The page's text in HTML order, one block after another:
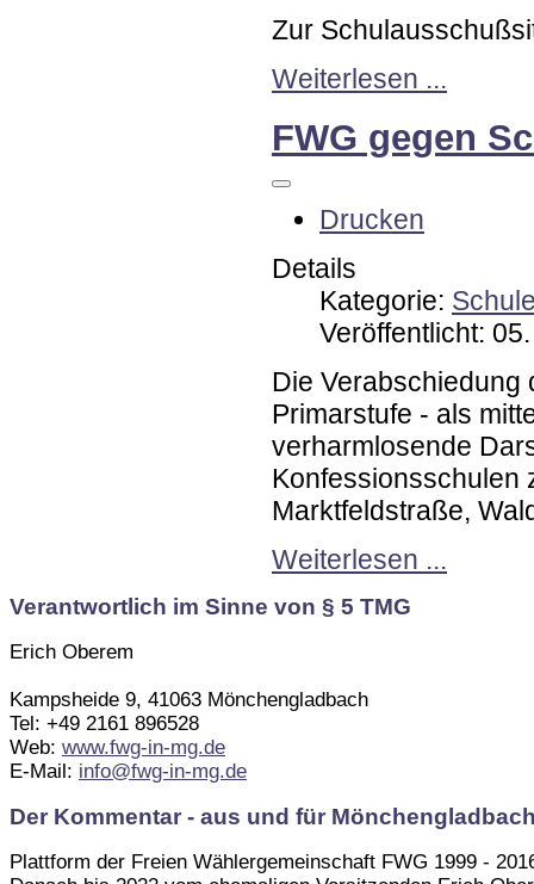
Zur
Weiterlesen ...
FWG gegen
Drucken
Details
Kategorie:
Veröffentlicht:
Die Verabschiedung
Primarstufe - als
verharmlosende
Konfessionsschulen
Marktfeldstraße,
Weiterlesen ...
Verantwortlich im Sinne von § 5 TMG
Erich Oberem
Kampsheide 9, 41063 Mönchengladbach
Tel: +49 2161 896528
Web: www.fwg-in-mg.de
E-Mail: info@fwg-in-mg.de
Der Kommentar - aus und für
Plattform der Freien Wählergemeinschaft FWG 1999 -